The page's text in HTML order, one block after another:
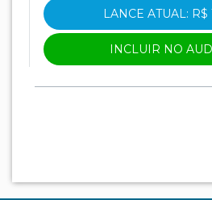
LANCE ATUAL: R$
INCLUIR NO